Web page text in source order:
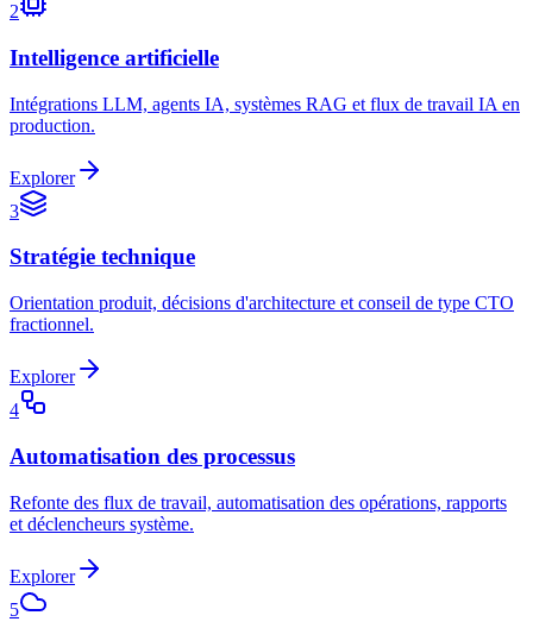
2
Intelligence artificielle
Intégrations LLM, agents IA, systèmes RAG et flux de travail IA en
production.
Explorer
3
Stratégie technique
Orientation produit, décisions d'architecture et conseil de type CTO
fractionnel.
Explorer
4
Automatisation des processus
Refonte des flux de travail, automatisation des opérations, rapports
et déclencheurs système.
Explorer
5